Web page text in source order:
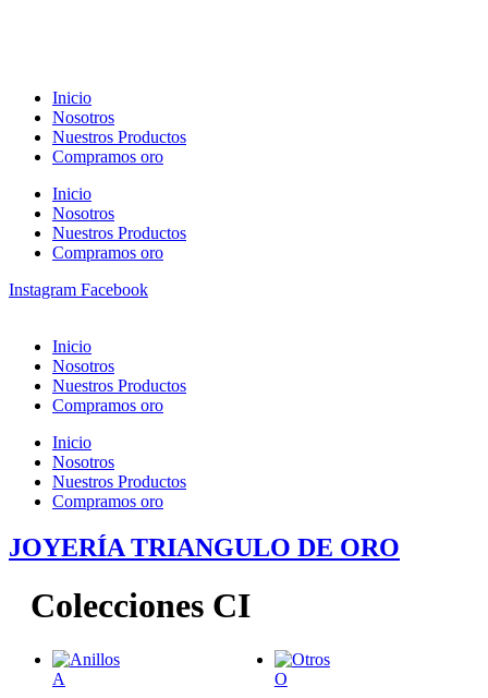
Inicio
Nosotros
Nuestros Productos
Compramos oro
Inicio
Nosotros
Nuestros Productos
Compramos oro
Instagram Facebook
Inicio
Nosotros
Nuestros Productos
Compramos oro
Inicio
Nosotros
Nuestros Productos
Compramos oro
JOYERÍA TRIANGULO DE ORO
Colecciones CI
A O